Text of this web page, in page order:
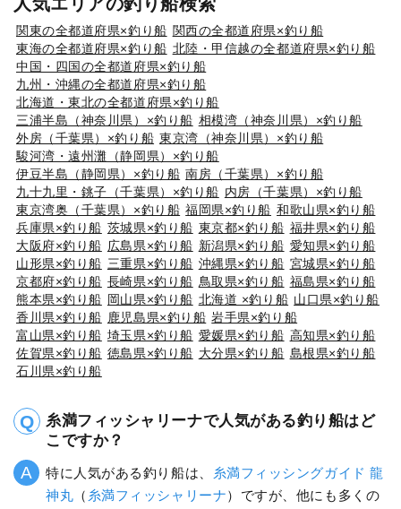
関東の全都道府県×釣り船 関西の全都道府県×釣り船
東海の全都道府県×釣り船 北陸・甲信越の全都道府県×釣り船
中国・四国の全都道府県×釣り船
九州・沖縄の全都道府県×釣り船
北海道・東北の全都道府県×釣り船
三浦半島（神奈川県）×釣り船 相模湾（神奈川県）×釣り船
外房（千葉県）×釣り船 東京湾（神奈川県）×釣り船
駿河湾・遠州灘（静岡県）×釣り船
伊豆半島（静岡県）×釣り船 南房（千葉県）×釣り船
九十九里・銚子（千葉県）×釣り船 内房（千葉県）×釣り船
東京湾奥（千葉県）×釣り船 福岡県×釣り船 和歌山県×釣り船
兵庫県×釣り船 茨城県×釣り船 東京都×釣り船 福井県×釣り船
大阪府×釣り船 広島県×釣り船 新潟県×釣り船 愛知県×釣り船
山形県×釣り船 三重県×釣り船 沖縄県×釣り船 宮城県×釣り船
京都府×釣り船 長崎県×釣り船 鳥取県×釣り船 福島県×釣り船
熊本県×釣り船 岡山県×釣り船 北海道 ×釣り船 山口県×釣り船
香川県×釣り船 鹿児島県×釣り船 岩手県×釣り船
富山県×釣り船 埼玉県×釣り船 愛媛県×釣り船 高知県×釣り船
佐賀県×釣り船 徳島県×釣り船 大分県×釣り船 島根県×釣り船
石川県×釣り船
糸満フィッシャリーナで人気がある釣り船はど
こですか？
特に人気がある釣り船は、
糸満フィッシングガイド 龍
神丸 （ 糸満フィッシャリーナ）ですが、他にも多くの